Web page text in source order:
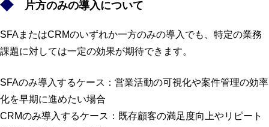
片方のみの導入について
SFAまたはCRMのいずれか一方のみの導入でも、特定の業務
課題に対しては一定の効果が期待できます。
SFAのみ導入するケース：営業活動の可視化や案件管理の効率
化を早期に進めたい場合
CRMのみ導入するケース：既存顧客の満足度向上やリピート